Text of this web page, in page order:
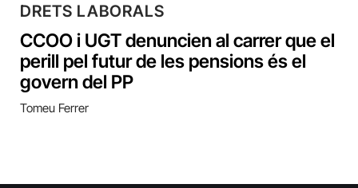
DRETS LABORALS
CCOO i UGT denuncien al carrer que el
perill pel futur de les pensions és el
govern del PP
Tomeu Ferrer